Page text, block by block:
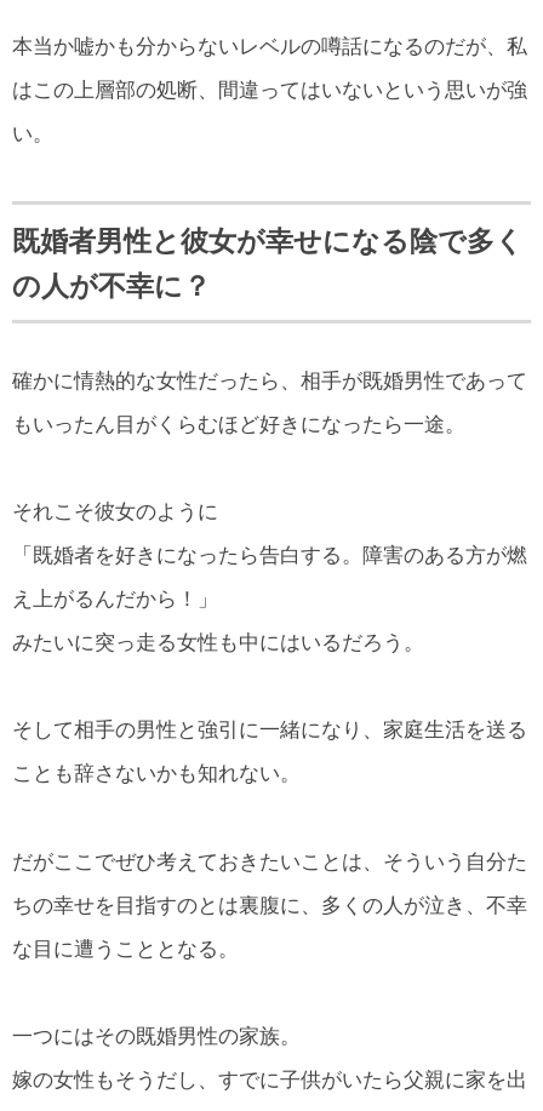
本当か嘘かも分からないレベルの噂話になるのだが、私
はこの上層部の処断、間違ってはいないという思いが強
い。
既婚者男性と彼女が幸せになる陰で多く
の人が不幸に？
確かに情熱的な女性だったら、相手が既婚男性であって
もいったん目がくらむほど好きになったら一途。
それこそ彼女のように
「既婚者を好きになったら告白する。障害のある方が燃
え上がるんだから！」
みたいに突っ走る女性も中にはいるだろう。
そして相手の男性と強引に一緒になり、家庭生活を送る
ことも辞さないかも知れない。
だがここでぜひ考えておきたいことは、そういう自分た
ちの幸せを目指すのとは裏腹に、多くの人が泣き、不幸
な目に遭うこととなる。
一つにはその既婚男性の家族。
嫁の女性もそうだし、すでに子供がいたら父親に家を出